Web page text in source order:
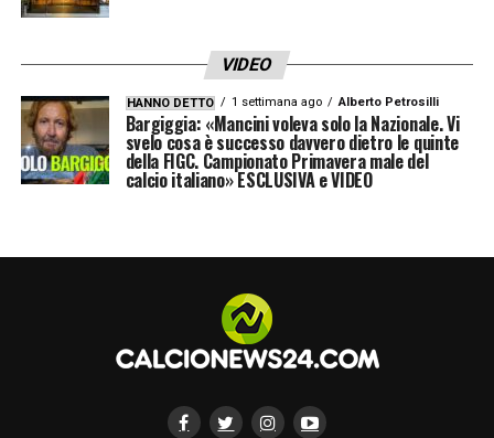
Napoli-Hellas Verona
1-1 (11′ rig. Calhanoglu, 17′ aut.
De Vrij)
CLASSIFICA
VIDEO
HANNO DETTO 1 settimana ago Alberto Petrosilli
Bargiggia: «Mancini voleva solo la Nazionale. Vi
svelo cosa è successo davvero dietro le quinte
della FIGC. Campionato Primavera male del
calcio italiano» ESCLUSIVA e VIDEO